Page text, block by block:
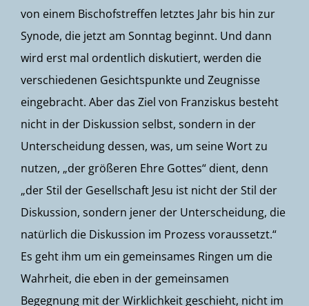
von einem Bischofstreffen letztes Jahr bis hin zur
Synode, die jetzt am Sonntag beginnt. Und dann
wird erst mal ordentlich diskutiert, werden die
verschiedenen Gesichtspunkte und Zeugnisse
eingebracht. Aber das Ziel von Franziskus besteht
nicht in der Diskussion selbst, sondern in der
Unterscheidung dessen, was, um seine Wort zu
nutzen, „der größeren Ehre Gottes“ dient, denn
„der Stil der Gesellschaft Jesu ist nicht der Stil der
Diskussion, sondern jener der Unterscheidung, die
natürlich die Diskussion im Prozess voraussetzt.“
Es geht ihm um ein gemeinsames Ringen um die
Wahrheit, die eben in der gemeinsamen
Begegnung mit der Wirklichkeit geschieht, nicht im